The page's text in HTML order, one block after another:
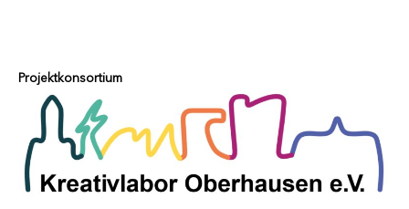
Projektkonsortium